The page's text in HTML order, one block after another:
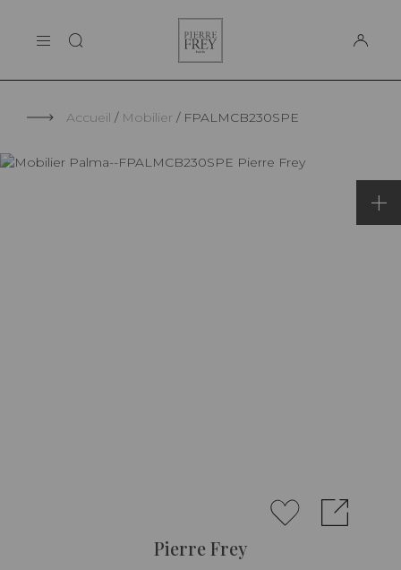
LA MAISON
Frey
Accueil Mobilier FPALMCB230SPE
Pierre Frey